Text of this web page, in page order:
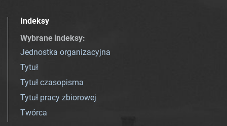
Indeksy
Wybrane indeksy:
Jednostka organizacyjna
Tytuł
Tytuł czasopisma
Tytuł pracy zbiorowej
Twórca